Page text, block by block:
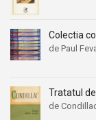
Colectia
de Paul
Tratatul
de